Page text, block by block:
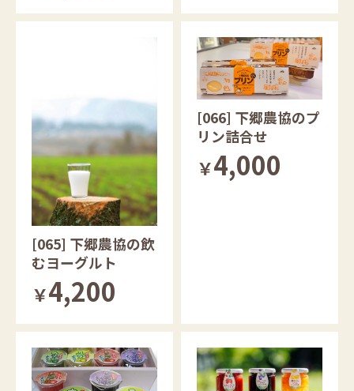
[065] 下郷農協の飲
むヨーグルト
￥4,200
[066] 下郷農協のプ
リン詰合せ
￥4,000